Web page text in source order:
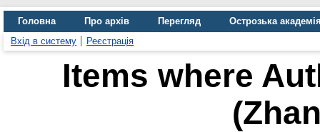
Головна Про архів Перегляд
Острозька
Вхід в систему
Реєстрація
Items where